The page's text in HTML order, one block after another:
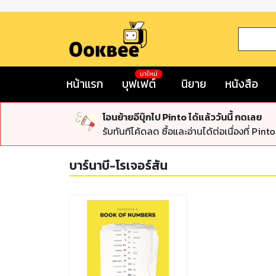
หน้าแรก บุฟเฟต์
มาใหม่
นิยาย หนังสือ
โอนย้ายอีบุ๊กไป Pinto ได้แล้ววันนี้ กดเลย
รับทันทีโค้ดลด ซื้อและอ่านได้ต่อเนื่องที่ Pinto
บาร์นาบี-โรเจอร์สัน